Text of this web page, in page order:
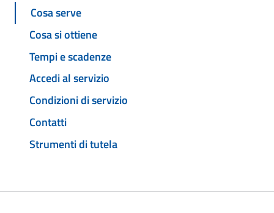
Cosa serve
Cosa si ottiene
Tempi e scadenze
Accedi al servizio
Condizioni di servizio
Contatti
Strumenti di tutela